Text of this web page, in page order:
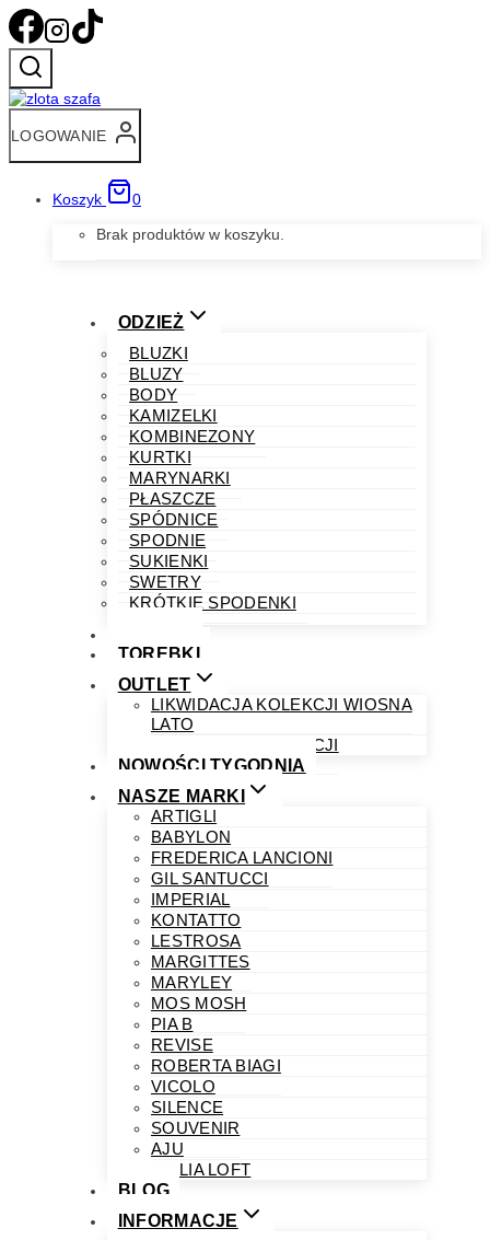
Przejdź
do
treści
LOGOWANIE
Koszyk
0
Brak produktów w koszyku.
ODZIEŻ
BLUZKI
BLUZY
BODY
KAMIZELKI
KOMBINEZONY
KURTKI
MARYNARKI
PŁASZCZE
SPÓDNICE
SPODNIE
SUKIENKI
SWETRY
KRÓTKIE SPODENKI
TOREBKI
OUTLET
LIKWIDACJA KOLEKCJI WIOSNA
LATO
LIKWIDACJA KOLEKCJI
NOWOŚCI TYGODNIA
NASZE MARKI
ARTIGLI
BABYLON
FREDERICA LANCIONI
GIL SANTUCCI
IMPERIAL
KONTATTO
LESTROSA
MARGITTES
MARYLEY
MOS MOSH
PIA B
REVISE
ROBERTA BIAGI
VICOLO
SILENCE
SOUVENIR
AJU
PHILIA LOFT
BLOG
INFORMACJE